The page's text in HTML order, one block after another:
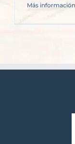
Más información